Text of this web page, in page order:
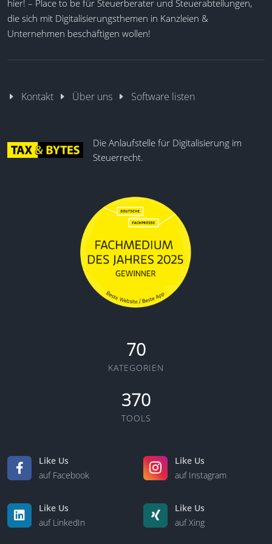
Mobile App Dokumentenscan
Finanzmanagement tagesaktuell
Buchhaltung mit Workflow
Dokumente zuordnen
Bankbuchhaltung integriert
hier! – Place to be für Steuerberater und Steuerabteilungen,
die sich mit Digitalisierungsthemen in Kanzleien &
Unternehmen beschäftigen wollen!
Kontakt Über uns Software listen
Die Anlaufstelle für Digitalisierung im
Steuerrecht.
70
KATEGORIEN
370
TOOLS
Like Us
auf Facebook
Like Us
auf Instagram
Like Us
auf LinkedIn
Like Us
auf Xing